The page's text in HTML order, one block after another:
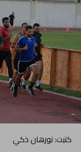
كتبت: نورهان ذكي